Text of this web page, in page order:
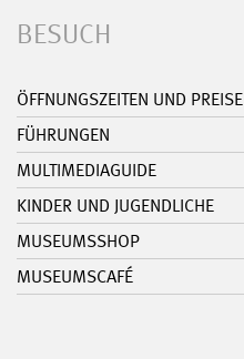
BESUCH
ÖFFNUNGSZEITEN UND PREISE
FÜHRUNGEN
MULTIMEDIAGUIDE
KINDER UND JUGENDLICHE
MUSEUMSSHOP
MUSEUMSCAFÉ